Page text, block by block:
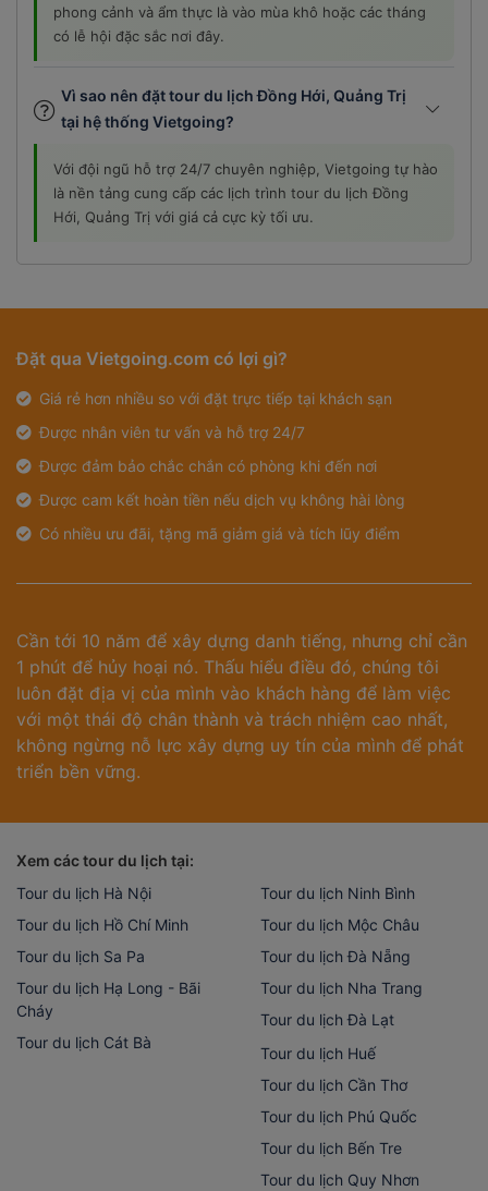
phong cảnh và ẩm thực là vào mùa khô hoặc các tháng
có lễ hội đặc sắc nơi đây.
Vì sao nên đặt tour du lịch Đồng Hới, Quảng Trị
tại hệ thống Vietgoing?
Với đội ngũ hỗ trợ 24/7 chuyên nghiệp, Vietgoing tự hào
là nền tảng cung cấp các lịch trình tour du lịch Đồng
Hới, Quảng Trị với giá cả cực kỳ tối ưu.
Đặt qua Vietgoing.com có lợi gì?
Giá rẻ hơn nhiều so với đặt trực tiếp tại khách sạn
Được nhân viên tư vấn và hỗ trợ 24/7
Được đảm bảo chắc chắn có phòng khi đến nơi
Được cam kết hoàn tiền nếu dịch vụ không hài lòng
Có nhiều ưu đãi, tặng mã giảm giá và tích lũy điểm
Cần tới 10 năm để xây dựng danh tiếng, nhưng chỉ cần
1 phút để hủy hoại nó. Thấu hiểu điều đó, chúng tôi
luôn đặt địa vị của mình vào khách hàng để làm việc
với một thái độ chân thành và trách nhiệm cao nhất,
không ngừng nỗ lực xây dựng uy tín của mình để phát
triển bền vững.
Xem các tour du lịch tại:
Tour du lịch Hà Nội
Tour du lịch Hồ Chí Minh
Tour du lịch Sa Pa
Tour du lịch Hạ Long - Bãi
Cháy
Tour du lịch Cát Bà
Tour du lịch Ninh Bình
Tour du lịch Mộc Châu
Tour du lịch Đà Nẵng
Tour du lịch Nha Trang
Tour du lịch Đà Lạt
Tour du lịch Huế
Tour du lịch Cần Thơ
Tour du lịch Phú Quốc
Tour du lịch Bến Tre
Tour du lịch Quy Nhơn